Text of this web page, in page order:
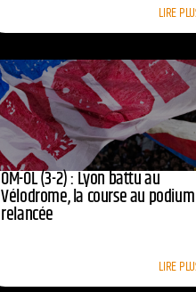
LIRE
OM-OL (3-2) : Lyon battu au
Vélodrome, la course au podium
relancée
LIRE